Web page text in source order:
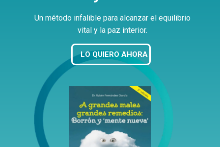
Un método infalible para alcanzar el equilibrio
vital y la paz interior.
LO QUIERO AHORA